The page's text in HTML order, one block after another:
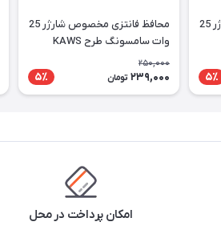
محافظ فانتزی مخصوص شارژر 25
5٪
محافظ فانتزی مخصوص شارژر 25
وات سامسونگ طرح KAWS
250,000
239,000 تومان 5٪
امکان پرداخت در محل